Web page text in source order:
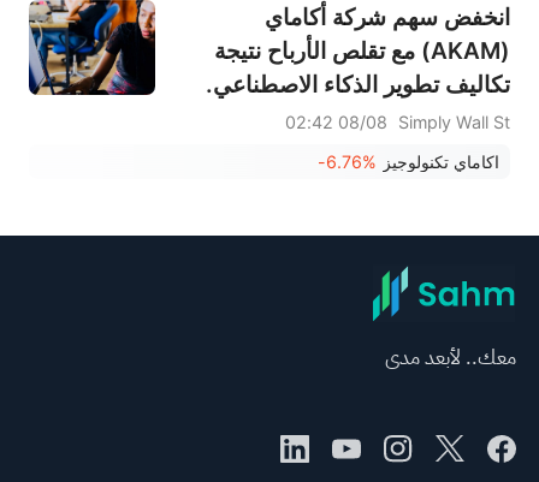
انخفض سهم شركة أكاماي
(AKAM) مع تقلص الأرباح نتيجة
تكاليف تطوير الذكاء الاصطناعي.
Simply Wall St
08/08 02:42
اكاماي تكنولوجيز -6.76%
معك.. لأبعد مدى